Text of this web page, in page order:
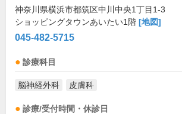
神奈川県横浜市都筑区中川中央1丁目1-3
ショッピングタウンあいたい1階 [地図]
045-482-5715
診療科目
脳神経外科 皮膚科
診療/受付時間・休診日